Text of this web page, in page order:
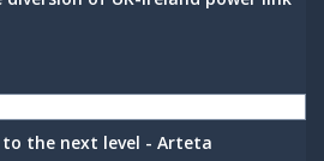
the next level - Arteta